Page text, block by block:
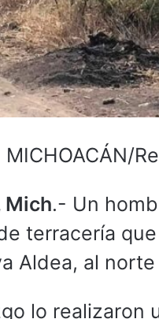
MICHOACÁN/
Mich.- Un
terracería
Aldea, al
lo realizaron